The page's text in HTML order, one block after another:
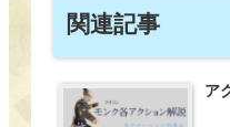
関連記事
ア